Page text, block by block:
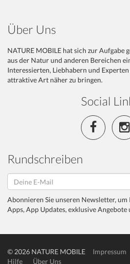
Über Uns
NATURE MOBILE hat sich zur Aufgabe
aus der Natur und anderen Bereichen
Interessierten, Liebhabern und
attraktive Art näher zu bringen.
Social
Rundschreiben
Abonnieren Sie unseren Newsletter,
Apps, App Updates, exklusive Angebote
© 2026 NATURE MOBILE Impressum
Hilfe
Über Uns